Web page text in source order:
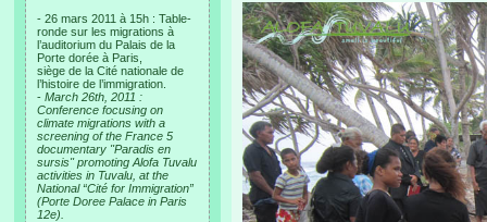
- 26 mars 2011 à 15h : Table-
ronde sur les migrations à
l’auditorium du Palais de la
Porte dorée à Paris,
siège de la Cité nationale de
l’histoire de l’immigration.
- March 26th, 2011 :
Conference focusing on
climate migrations with a
screening of the France 5
documentary "Paradis en
sursis" promoting Alofa Tuvalu
activities in Tuvalu, at the
National “Cité for Immigration”
(Porte Doree Palace in Paris
12e).